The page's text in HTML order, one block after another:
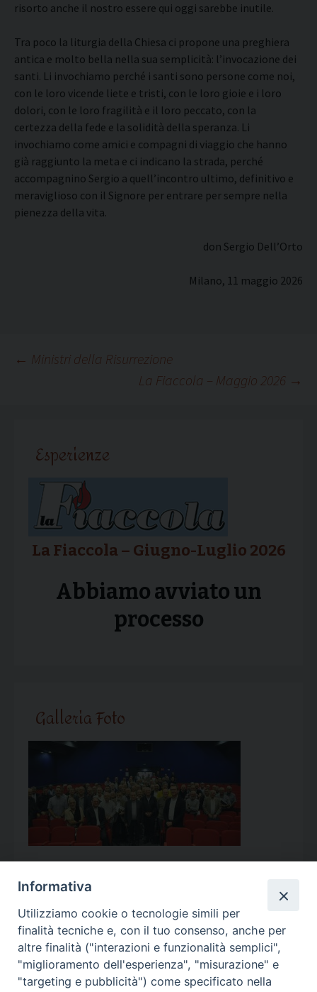
risorto anche il nostro essere qui oggi sarebbe inutile.
Tra poco la liturgia della Chiesa ci propone una preghiera
antica e molto bella nella sua semplicità: l’invocazione dei
santi. Li invochiamo perché i santi sono persone come noi,
con le loro vicende liete e tristi, con le loro gioie e i loro
dolori, con le loro fragilità e il loro peccato, con la
certezza della fede e la solidità della speranza. Li
invochiamo come amici e compagni di viaggio che hanno
già raggiunto la meta e ci indicano la strada, perché
accompagnino Sergio a quell’incontro ultimo, definitivo e
meraviglioso con il Signore per entrare per sempre nella
pienezza della vita.
don Sergio Dell’Orto
Milano, 11 maggio 2026
Navigazione
← Ministri della Risurrezione
La Fiaccola – Maggio 2026 →
Esperienze
La Fiaccola – Giugno-Luglio 2026
Abbiamo avviato un
processo
Galleria Foto
Calendario Appuntamenti
<< Ago 2026 >>
l m m g v s d
Informativa
Utilizziamo cookie o tecnologie simili per
finalità tecniche e, con il tuo consenso, anche per
altre finalità ("interazioni e funzionalità semplici",
"miglioramento dell'esperienza", "misurazione" e
"targeting e pubblicità") come specificato nella